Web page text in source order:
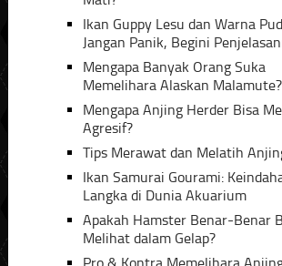
Ikan Guppy Lesu dan Warna
Jangan Panik, Begini
Mengapa Banyak Orang Suka
Memelihara Alaskan Malamute?
Mengapa Anjing Herder Bisa
Agresif?
Tips Merawat dan Melatih
Ikan Samurai Gourami:
Langka di Dunia Akuarium
Apakah Hamster Benar-Benar
Melihat dalam Gelap?